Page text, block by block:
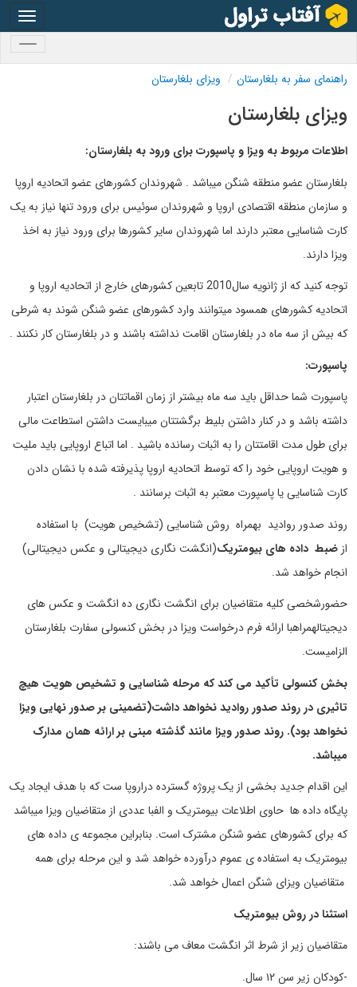
راهنمای سفر به بلغارستان ویزای بلغارستان
ویزای بلغارستان
اطلاعات مربوط به ویزا و پاسپورت برای ورود به بلغارستان:
بلغارستان عضو منطقه شنگن میباشد . شهروندان کشورهای عضو اتحادیه اروپا
و سازمان منطقه اقتصادی اروپا و شهروندان سوئیس برای ورود تنها نیاز به یک
کارت شناسایی معتبر دارند اما شهروندان سایر کشورها برای ورود نیاز به اخذ
ویزا دارند.
توجه کنید که از ژانویه سال2010 تابعین کشورهای خارج از اتحادیه اروپا و
اتحادیه کشورهای همسود میتوانند وارد کشورهای عضو شنگن شوند به شرطی
که بیش از سه ماه در بلغارستان اقامت نداشته باشند و در بلغارستان کار نکنند .
پاسپورت:
پاسپورت شما حداقل باید سه ماه بیشتر از زمان اقماتتان در بلغارستان اعتبار
داشته باشد و در کنار داشتن بلیط برگشتتان میبایست داشتن استطاعت مالی
برای طول مدت اقامتتان را به اثبات رسانده باشید . اما اتباع اروپایی باید ملیت
و هویت اروپایی خود را که توسط اتحادیه اروپا پذیرفته شده با نشان دادن
کارت شناسایی یا پاسپورت معتبر به اثبات برسانند .
روند صدور روادید بهمراه روش شناسایی (تشخیص هویت) با استفاده
از ضبط داده های بیومتریک(انگشت نگاری دیجیتالی و عکس دیجیتالی)
انجام خواهد شد.
حضورشخصی کلیه متقاضیان برای انگشت نگاری ده انگشت و عکس های
دیجیتالهمراهبا ارائه فرم درخواست ویزا در بخش کنسولی سفارت بلغارستان
الزامیست.
بخش کنسولی تأکید می کند که مرحله شناسایی و تشخیص هویت هیچ
تاثیری در روند صدور روادید نخواهد داشت(تضمینی بر صدور نهایی ویزا
نخواهد بود). روند صدور ویزا مانند گذشته مبنی بر ارائه همان مدارک
میباشد.
این اقدام جدید بخشی از یک پروژه گسترده دراروپا ست که با هدف ایجاد یک
پایگاه داده ها حاوی اطلاعات بیومتریک و الفبا عددی از متقاضیان ویزا میباشد
که برای کشورهای عضو شنگن مشترک است. بنابراین مجموعه ی داده های
بیومتریک به استفاده ی عموم درآورده خواهد شد و این مرحله برای همه
متقاضیان ویزای شنگن اعمال خواهد شد.
استثنا در روش بیومتریک
متقاضیان زیر از شرط اثر انگشت معاف می باشند:
-کودکان زیر سن ۱۲ سال.